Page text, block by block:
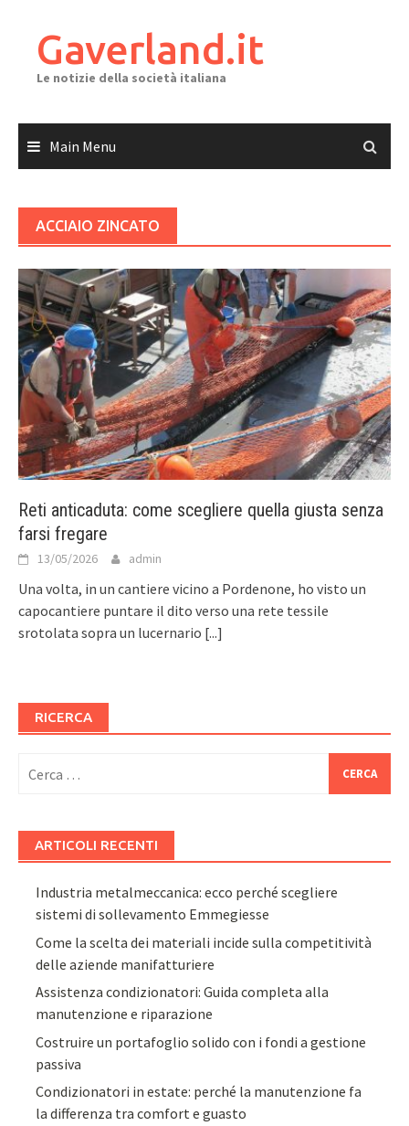
contentGaverland.it
Le notizie della società italiana
Main Menu
ACCIAIO ZINCATO
Reti anticaduta: come scegliere quella giusta senza
farsi fregare
13/05/2026 admin
Una volta, in un cantiere vicino a Pordenone, ho visto un
capocantiere puntare il dito verso una rete tessile
srotolata sopra un lucernario [...]
RICERCA
per:
ARTICOLI RECENTI
Industria metalmeccanica: ecco perché scegliere
sistemi di sollevamento Emmegiesse
Come la scelta dei materiali incide sulla competitività
delle aziende manifatturiere
Assistenza condizionatori: Guida completa alla
manutenzione e riparazione
Costruire un portafoglio solido con i fondi a gestione
passiva
Condizionatori in estate: perché la manutenzione fa
la differenza tra comfort e guasto